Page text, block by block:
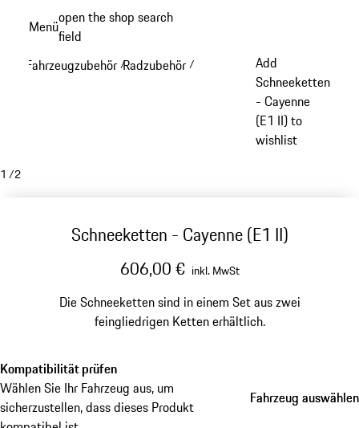
Hauptinhalt
Menüopen the shop search
field
Fahrzeugzubehör /Radzubehör /
Add
Schneeketten
- Cayenne
(E1 II) to
wishlist
1 /2
Schneeketten - Cayenne (E1 II)
606,00 € inkl. MwSt
Die Schneeketten sind in einem Set aus zwei
feingliedrigen Ketten erhältlich.
Kompatibilität prüfen
Wählen Sie Ihr Fahrzeug aus, um
sicherzustellen, dass dieses Produkt
Fahrzeug auswählen
Fahrzeug auswählen